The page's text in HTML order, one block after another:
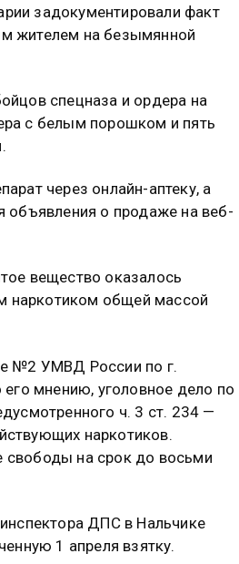
задокументировали факт
жителем на безымянной
спецназа и ордера на
с белым порошком и пять
через онлайн-аптеку, а
объявления о продаже на веб-
вещество оказалось
наркотиком общей массой
№2 УМВД России по г.
мнению, уголовное дело по
ч. 3 ст. 234 —
наркотиков.
свободы на срок до восьми
инспектора ДПС в Нальчике
1 апреля взятку.